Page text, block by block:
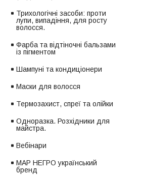
Трихологічні засоби: проти
лупи, випадіння, для росту
волосся.
Фарба та відтіночні бальзами
із пігментом
Шампуні та кондиціонери
Маски для волосся
Термозахист, спреї та олійки
Одноразка. Розхідники для
майстра.
Вебінари
МАР НЕГРО український
бренд